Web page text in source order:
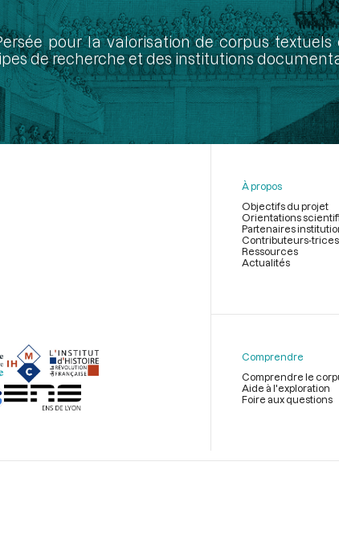
pour la valorisation de corpus
de recherche et des institutions
page
À propos
Objectifs du projet
Orientations
Partenaires
Contributeurs-trices
Ressources
Actualités
Comprendre
Comprendre le
Aide à l'exploration
Foire aux questions